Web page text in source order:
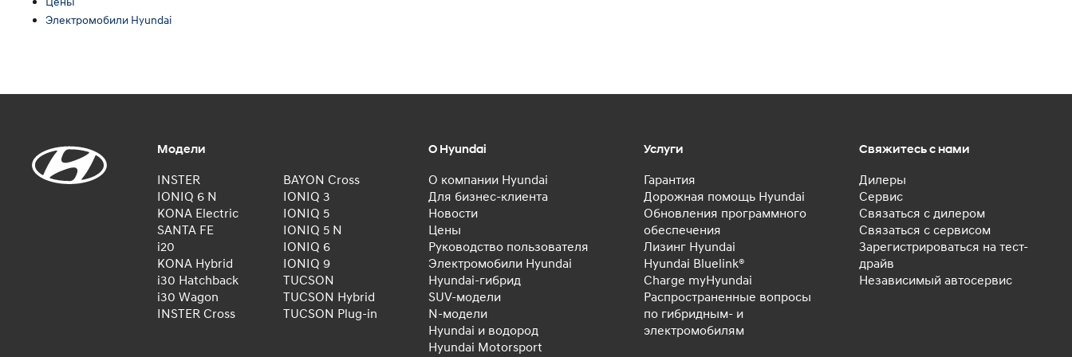
Электромобили Hyundai
Модели
INSTER
IONIQ 6 N
KONA Electric
SANTA FE
i20
KONA Hybrid
i30 Hatchback
i30 Wagon
INSTER Cross
BAYON Cross
IONIQ 3
IONIQ 5
IONIQ 5 N
IONIQ 6
IONIQ 9
TUCSON
TUCSON Hybrid
TUCSON Plug-in
О Hyundai
О компании Hyundai
Для бизнес-клиента
Новости
Цены
Руководство пользователя
Электромобили Hyundai
Hyundai-гибрид
SUV-модели
N-модели
Hyundai и водород
Hyundai Motorsport
Услуги
Гарантия
Дорожная помощь Hyundai
Обновления программного
обеспечения
Лизинг Hyundai
Hyundai Bluelink®
Charge myHyundai
Распространенные вопросы
по гибридным- и
электромобилям
Свяжитесь с нами
Дилеры
Сервис
Связаться с дилером
Связаться с сервисом
Зарегистрироваться на тест-
драйв
Независимый автосервис